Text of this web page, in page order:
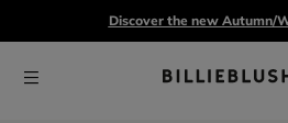
Discover the new Autumn/